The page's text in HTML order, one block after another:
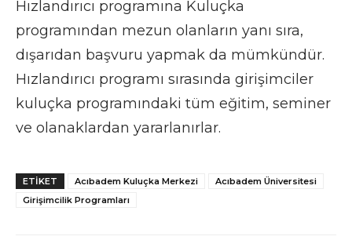
Hızlandırıcı programına Kuluçka
programından mezun olanların yanı sıra,
dışarıdan başvuru yapmak da mümkündür.
Hızlandırıcı programı sırasında girişimciler
kuluçka programındaki tüm eğitim, seminer
ve olanaklardan yararlanırlar.
ETIKET Acıbadem Kuluçka Merkezi
Acıbadem Üniversitesi
Girişimcilik Programları